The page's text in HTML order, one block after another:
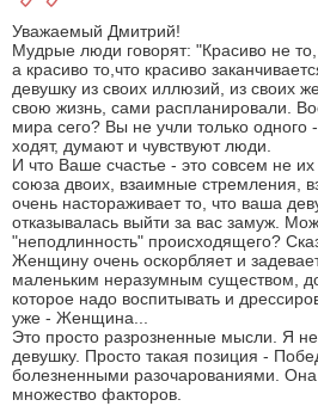
Уважаемый Дмитрий!
Мудрые люди говорят: "Красиво не то,
а красиво то,что красиво
девушку из своих иллюзий, из своих
свою жизнь, сами распланировали.
мира сего? Вы не учли только одного
ходят, думают и чувствуют люди.
И что Ваше счастье - это совсем не
союза двоих, взаимные стремления,
очень настораживает то, что ваша
отказывалась выйти за вас замуж.
"неподлинность" происходящего?
Женщину очень оскорбляет и
маленьким неразумным существом,
которое надо воспитывать и
уже - Женщина...
Это просто разрозненные мысли. Я
девушку. Просто такая позиция -
болезненными разочарованиями. Она
множество факторов.